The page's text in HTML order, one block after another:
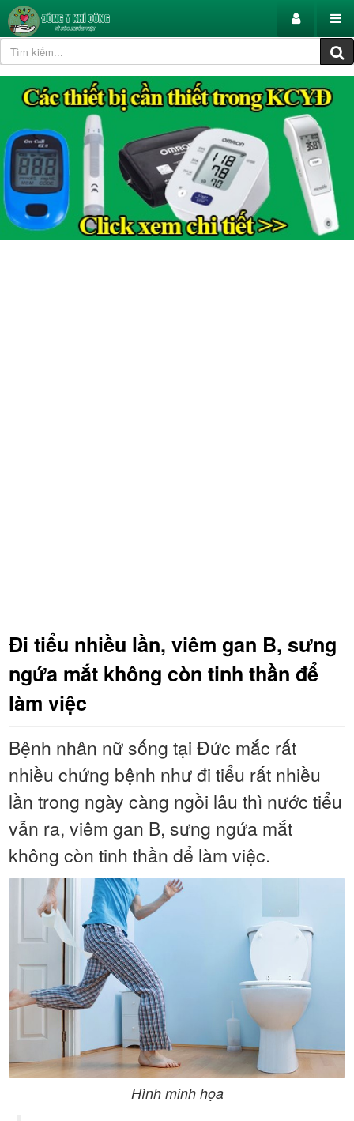
Đi tiểu nhiều lần, viêm gan B, sưng
ngứa mắt không còn tinh thần để
làm việc
Bệnh nhân nữ sống tại Đức mắc rất
nhiều chứng bệnh như đi tiểu rất nhiều
lần trong ngày càng ngồi lâu thì nước tiểu
vẫn ra, viêm gan B, sưng ngứa mắt
không còn tinh thần để làm việc.
Hình minh họa